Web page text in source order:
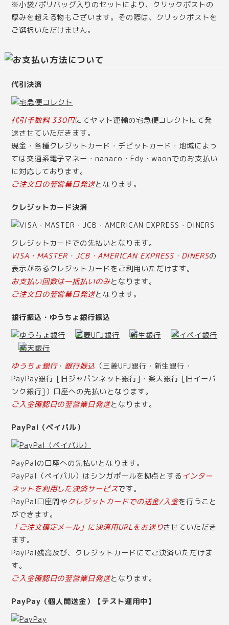
※小袋/ポリバッグ入りのセットにより、クリックポストの
厚みを超える物もございます。その際は、クリックポストを
ご選択いただけません。
代引決済
代引手数料 330円にてヤマト運輸の宅急便コレクトにて発
送させていただきます。
現金・各種クレジットカード・デビットカード・地域によっ
ては交通系電子マネー・nanaco・Edy・waonでのお支払い
に対応しております。
ご注文日の翌営業日発送となります。
クレジットカード決済
クレジットカードでの先払いとなります。
VISA・MASTER・JCB・AMERICAN EXPRESS・DINERSの
表示があるクレジットカードをご利用いただけます。
お支払い回数は一括払いのみとなります。
ご注文日の翌営業日発送となります。
銀行振込・ゆうちょ銀行振込
ゆうちょ銀行・銀行振込 （三菱UFJ銀行・新生銀行・
PayPay銀行 [旧ジャパンネット銀行]・楽天銀行 [旧イーバ
ンク銀行]）口座への先払いとなります。
ご入金確認日の翌営業日発送となります。
PayPal（ペイパル）
PayPalの口座への先払いとなります。
PayPal（ペイパル）はシンガポールを拠点とする インター
ネットを利用した決済サービスです。
PayPal口座間やクレジットカードでの送金/入金を行うこと
ができます。
「ご注文確定メール」に決済用URLをお送りさせていただき
ます。
PayPal残高及び、クレジットカードにてご決済いただけま
す。
ご入金確認日の翌営業日発送となります。
PayPay（個人間送金）【テスト運用中】